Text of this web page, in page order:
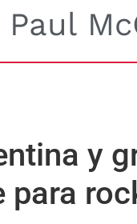
Paul
y